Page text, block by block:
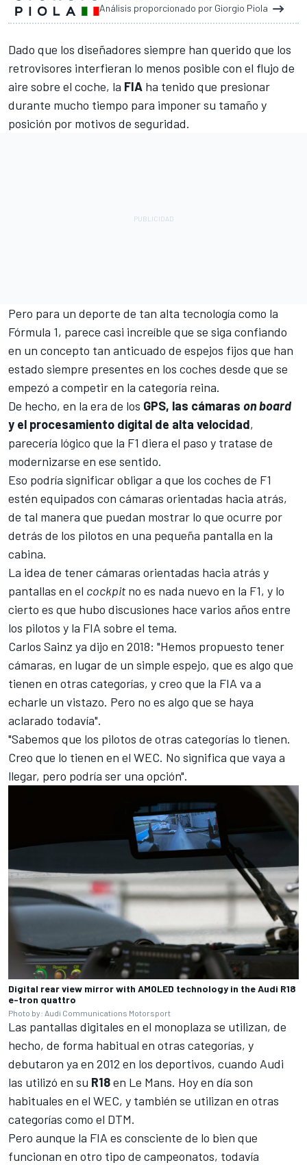
Análisis proporcionado por Giorgio Piola
Dado que los diseñadores siempre han querido que los
retrovisores interfieran lo menos posible con el flujo de
aire sobre el coche, la FIA ha tenido que presionar
durante mucho tiempo para imponer su tamaño y
posición por motivos de seguridad.
Pero para un deporte de tan alta tecnología como la
Fórmula 1, parece casi increíble que se siga confiando
en un concepto tan anticuado de espejos fijos que han
estado siempre presentes en los coches desde que se
empezó a competir en la categoría reina.
De hecho, en la era de los GPS, las cámaras on board
y el procesamiento digital de alta velocidad,
parecería lógico que la F1 diera el paso y tratase de
modernizarse en ese sentido.
Eso podría significar obligar a que los coches de F1
estén equipados con cámaras orientadas hacia atrás,
de tal manera que puedan mostrar lo que ocurre por
detrás de los pilotos en una pequeña pantalla en la
cabina.
La idea de tener cámaras orientadas hacia atrás y
pantallas en el cockpit no es nada nuevo en la F1, y lo
cierto es que hubo discusiones hace varios años entre
los pilotos y la FIA sobre el tema.
Carlos Sainz ya dijo en 2018: "Hemos propuesto tener
cámaras, en lugar de un simple espejo, que es algo que
tienen en otras categorías, y creo que la FIA va a
echarle un vistazo. Pero no es algo que se haya
aclarado todavía".
"Sabemos que los pilotos de otras categorías lo tienen.
Creo que lo tienen en el WEC. No significa que vaya a
llegar, pero podría ser una opción".
Digital rear view mirror with AMOLED technology in the Audi R18
e-tron quattro
Photo by: Audi Communications Motorsport
Las pantallas digitales en el monoplaza se utilizan, de
hecho, de forma habitual en otras categorías, y
debutaron ya en 2012 en los deportivos, cuando Audi
las utilizó en su R18en Le Mans. Hoy en día son
habituales en el WEC, y también se utilizan en otras
categorías como el DTM.
Pero aunque la FIA es consciente de lo bien que
funcionan en otro tipo de campeonatos, todavía